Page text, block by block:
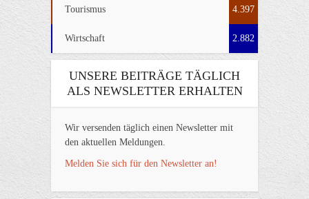
Tourismus 4.397
Wirtschaft 2.882
UNSERE BEITRÄGE TÄGLICH
ALS NEWSLETTER ERHALTEN
Wir versenden täglich einen Newsletter mit
den aktuellen Meldungen.
Melden Sie sich für den Newsletter an!